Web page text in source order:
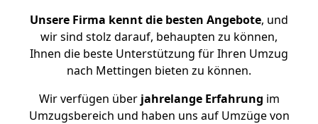
Unsere Firma kennt die besten Angebote, und
wir sind stolz darauf, behaupten zu können,
Ihnen die beste Unterstützung für Ihren Umzug
nach Mettingen bieten zu können.
Wir verfügen überjahrelange Erfahrung im
Umzugsbereich und haben uns auf Umzüge von